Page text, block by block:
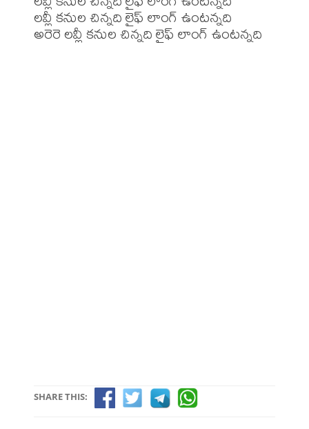
లవ్లీ కనుల చిన్నది లైఫ్ లాంగ్ ఉంటన్నది
అరెరె లవ్లీ కనుల చిన్నది లైఫ్ లాంగ్ ఉంటన్నది
SHARE THIS: